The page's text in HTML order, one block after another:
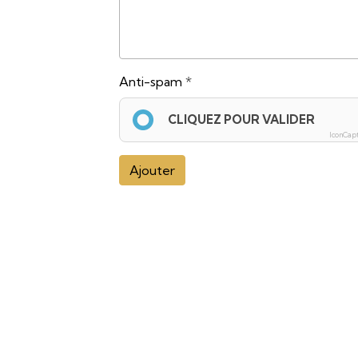
Anti-spam
CLIQUEZ POUR VALIDER
Ajouter